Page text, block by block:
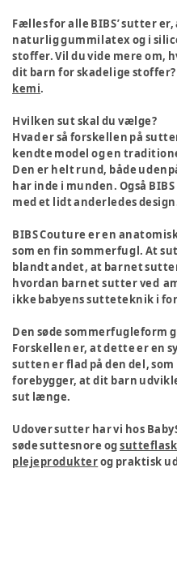
Fælles for alle BIBS’ sutter
naturlig gummilatex og i
stoffer. Vil du vide mere om,
dit barn for skadelige
kemi.
Hvilken sut skal du vælge?
Hvad er så forskellen på
kendte model og en
Den er helt rund, både
har inde i munden. Også
med et lidt anderledes
BIBS Couture er en
som en fin sommerfugl. At
blandt andet, at barnet
hvordan barnet sutter ved
ikke babyens sutteteknik i
Den søde sommerfugleform
Forskellen er, at dette er en
sutten er flad på den del,
forebygger, at dit barn
sut længe.
Udover sutter har vi hos
søde suttesnore og
plejeprodukterog praktisk